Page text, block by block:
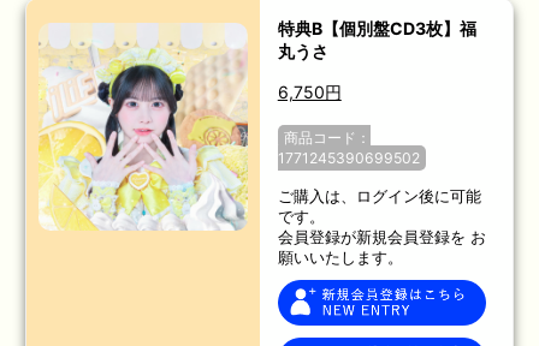
特典B【個別盤CD3枚】福
丸うさ
6,750円
商品コード：
1771245390699502
ご購入は、ログイン後に可能
です。
会員登録が新規会員登録を お
願いいたします。